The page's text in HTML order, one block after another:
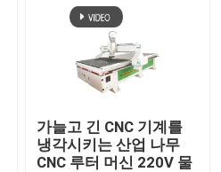
가늘고 긴 CNC 기계를
냉각시키는 산업 나무
CNC 루터 머신 220V 물